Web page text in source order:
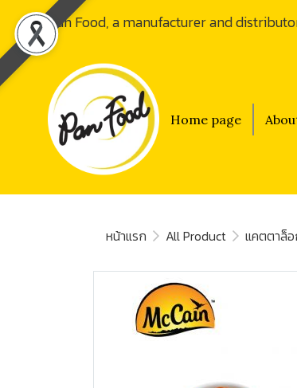
Pan Food, a manufacturer and
Home page
หน้าแรก All Product แคตตาล็